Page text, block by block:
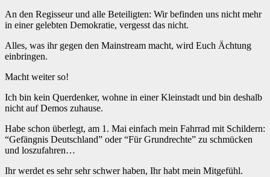
An den Regisseur und alle Beteiligten: Wir befinden uns nicht mehr
in einer gelebten Demokratie, vergesst das nicht.
Alles, was ihr gegen den Mainstream macht, wird Euch Ächtung
einbringen.
Macht weiter so!
Ich bin kein Querdenker, wohne in einer Kleinstadt und bin deshalb
nicht auf Demos zuhause.
Habe schon überlegt, am 1. Mai einfach mein Fahrrad mit Schildern:
“Gefängnis Deutschland” oder “Für Grundrechte” zu schmücken
und loszufahren…
Ihr werdet es sehr sehr schwer haben, Ihr habt mein Mitgefühl.